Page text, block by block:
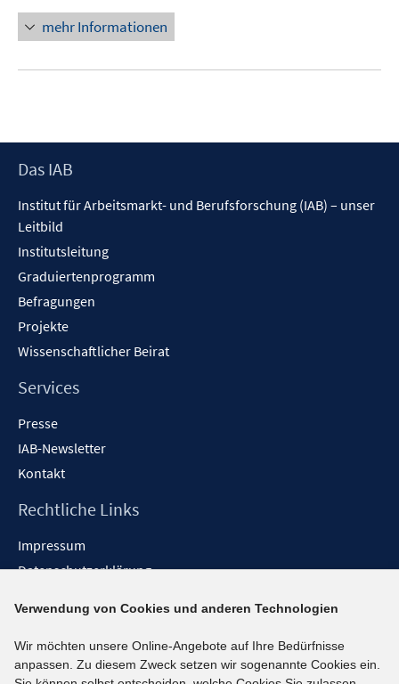
mehr Informationen
Footer
Das IAB
Institut für Arbeitsmarkt- und Berufsforschung (IAB) – unser
Leitbild
Institutsleitung
Graduiertenprogramm
Befragungen
Projekte
Wissenschaftlicher Beirat
Services
Presse
IAB-Newsletter
Kontakt
Rechtliche Links
Impressum
Datenschutzerklärung
Barrieren melden
Social-Media-Kanäle
Verwendung von Cookies und anderen Technologien
Wir möchten unsere Online-Angebote auf Ihre Bedürfnisse
anpassen. Zu diesem Zweck setzen wir sogenannte Cookies ein.